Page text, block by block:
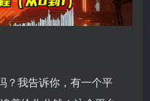
？我告诉你，有一个平